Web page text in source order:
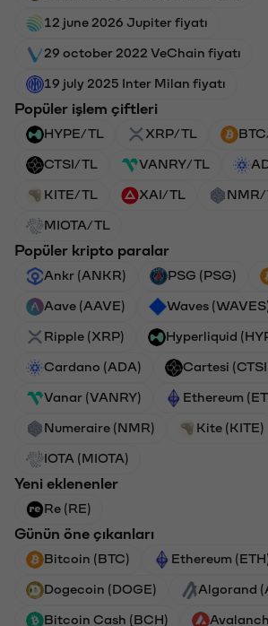
12 june 2026 Jupiter fiyatı
29 october 2022 VeChain fiyatı
19 july 2025 Inter Milan fiyatı
Popüler işlem çiftleri
HYPE/TL XRP/TL
CTSI/TL VANRY/TL
KITE/TL XAI/TL NMR/
MIOTA/TL
Popüler kripto paralar
Ankr (ANKR) PSG (PSG)
Aave (AAVE) Waves
Ripple (XRP) Hyperliquid
Cardano (ADA) Cartesi
Vanar (VANRY) Ethereum
Numeraire (NMR) Kite (KITE)
IOTA (MIOTA)
Yeni eklenenler
Re (RE)
Günün öne çıkanları
Bitcoin (BTC) Ethereum
Dogecoin (DOGE) Algorand
Bitcoin Cash (BCH)